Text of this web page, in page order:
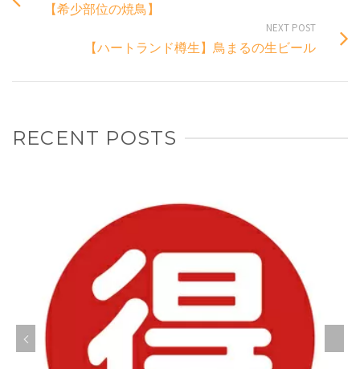
【希少部位の焼鳥】
NEXT POST
【ハートランド樽生】鳥まるの生ビール
RECENT POSTS